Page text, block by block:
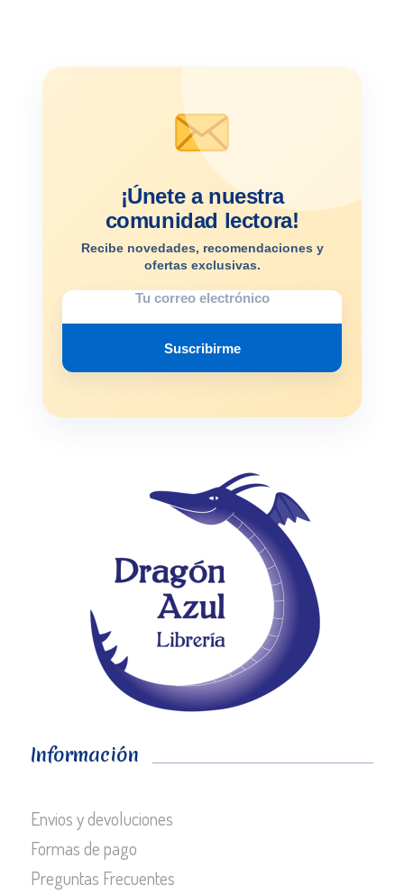
¡Únete a nuestra
comunidad lectora!
Recibe novedades, recomendaciones y
ofertas exclusivas.
Suscribirme
Información
Envios y devoluciones
Formas de pago
Preguntas Frecuentes